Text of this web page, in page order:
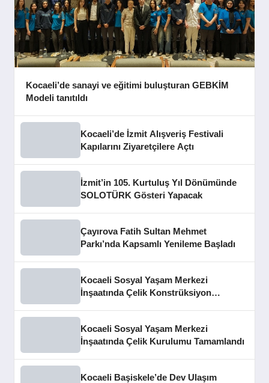
Kocaeli’de sanayi ve eğitimi buluşturan GEBKİM
Modeli tanıtıldı
Kocaeli’de İzmit Alışveriş Festivali
Kapılarını Ziyaretçilere Açtı
İzmit’in 105. Kurtuluş Yıl Dönümünde
SOLOTÜRK Gösteri Yapacak
Çayırova Fatih Sultan Mehmet
Parkı’nda Kapsamlı Yenileme Başladı
Kocaeli Sosyal Yaşam Merkezi
İnşaatında Çelik Konstrüksiyon
Kocaeli Sosyal Yaşam Merkezi
İnşaatında Çelik Kurulumu Tamamlandı
Kocaeli Başiskele’de Dev Ulaşım